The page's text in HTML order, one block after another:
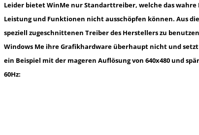
Leider bietet WinMe nur Standarttreiber, welche das
Leistung und Funktionen nicht ausschöpfen können. Aus
speziell zugeschnittenen Treiber des Herstellers zu
Windows Me ihre Grafikhardware überhaupt nicht und
ein Beispiel mit der mageren Auflösung von 640x480 und
60Hz: